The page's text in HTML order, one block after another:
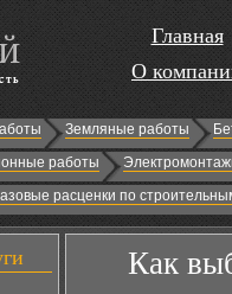
Главная
О
Земляные работы
работы
расценки по
Как